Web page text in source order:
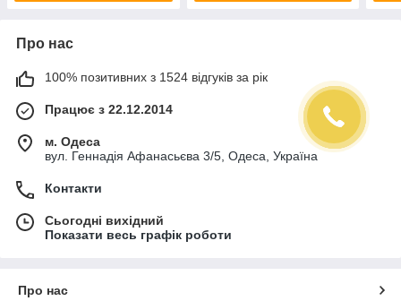
Про нас
100% позитивних з 1524 відгуків за рік
Працює з 22.12.2014
м. Одеса
вул. Геннадія Афанасьєва 3/5, Одеса, Україна
Контакти
Сьогодні вихідний
Показати весь графік роботи
Про нас